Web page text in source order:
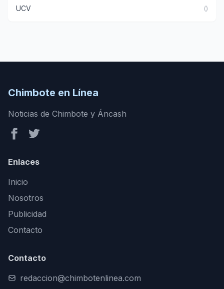
UCV ()
Chimbote en Línea
Noticias de Chimbote y Áncash
Enlaces
Inicio
Nosotros
Publicidad
Contacto
Contacto
redaccion@chimbotenlinea.com